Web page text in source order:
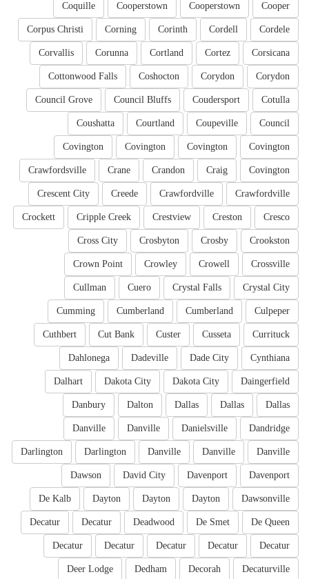
Cooper
Cooperstown
Cooperstown
Coquille
Cordele
Cordell
Corinth
Corning
Corpus Christi
Corsicana
Cortez
Cortland
Corunna
Corvallis
Corydon
Corydon
Coshocton
Cottonwood Falls
Cotulla
Coudersport
Council Bluffs
Council Grove
Council
Coupeville
Courtland
Coushatta
Covington
Covington
Covington
Covington
Covington
Craig
Crandon
Crane
Crawfordsville
Crawfordville
Crawfordville
Creede
Crescent City
Cresco
Creston
Crestview
Cripple Creek
Crockett
Crookston
Crosby
Crosbyton
Cross City
Crossville
Crowell
Crowley
Crown Point
Crystal City
Crystal Falls
Cuero
Cullman
Culpeper
Cumberland
Cumberland
Cumming
Currituck
Cusseta
Custer
Cut Bank
Cuthbert
Cynthiana
Dade City
Dadeville
Dahlonega
Daingerfield
Dakota City
Dakota City
Dalhart
Dallas
Dallas
Dallas
Dalton
Danbury
Dandridge
Danielsville
Danville
Danville
Danville
Danville
Danville
Darlington
Darlington
Davenport
Davenport
David City
Dawson
Dawsonville
Dayton
Dayton
Dayton
De Kalb
De Queen
De Smet
Deadwood
Decatur
Decatur
Decatur
Decatur
Decatur
Decatur
Decatur
Decaturville
Decorah
Dedham
Deer Lodge